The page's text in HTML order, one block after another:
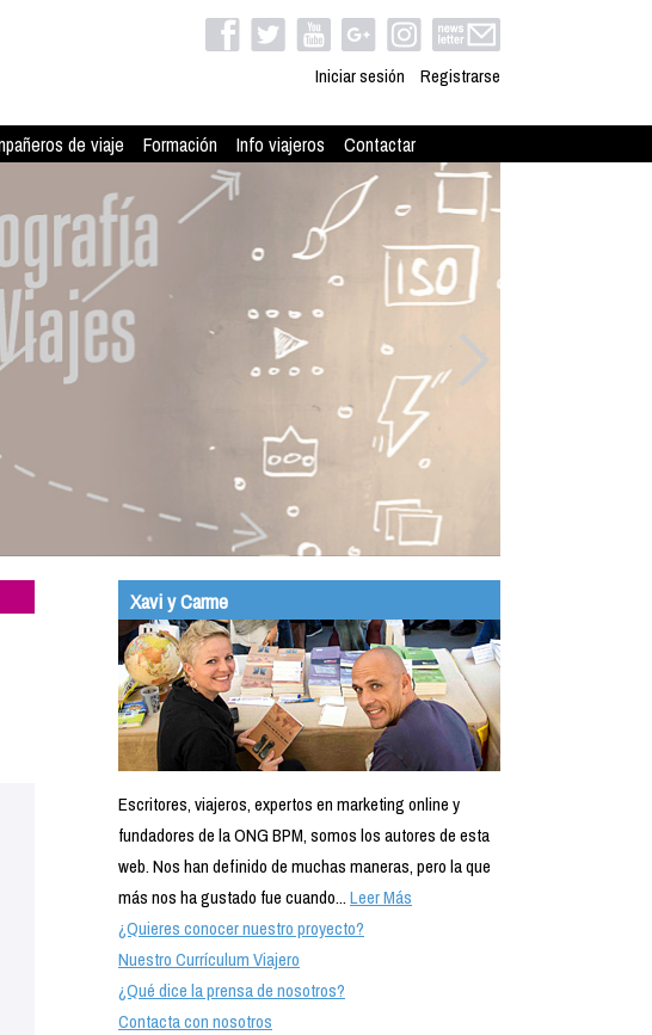
Iniciar sesión Registrarse
de viaje Formación Info viajeros Contactar
Xavi y Carme
Escritores, viajeros, expertos en marketing online y
fundadores de la ONG BPM, somos los autores de esta
web. Nos han definido de muchas maneras, pero la que
más nos ha gustado fue cuando...Leer Más
¿Quieres conocer nuestro proyecto?
Nuestro Currículum Viajero
¿Qué dice la prensa de nosotros?
Contacta con nosotros